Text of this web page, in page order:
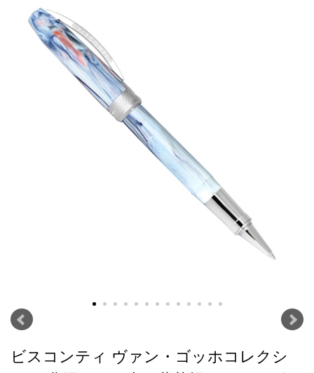
ビスコンティ ヴァン・ゴッホコレクシ